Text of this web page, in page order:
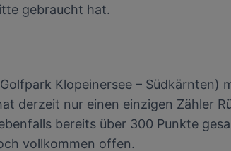
gebraucht hat.
Klopeinersee – Südkärnten)
derzeit nur einen einzigen Zähler
bereits über 300 Punkte
vollkommen offen.